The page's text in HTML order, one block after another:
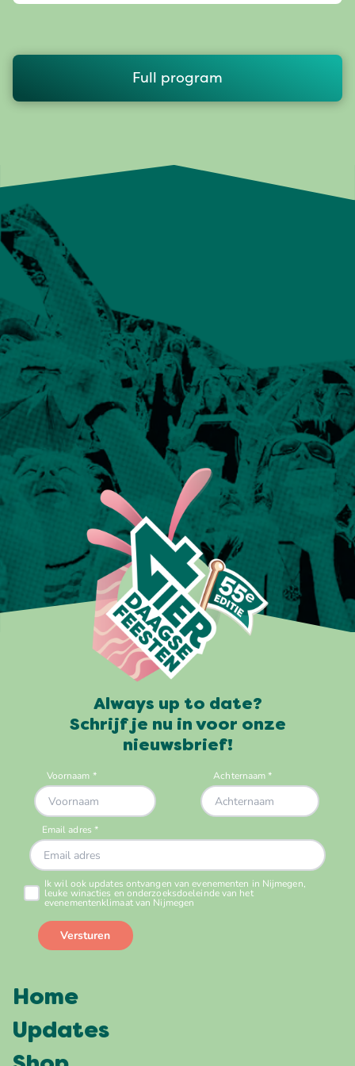
Full program
Always up to date?
Schrijf je nu in voor onze
nieuwsbrief!
Home
Updates